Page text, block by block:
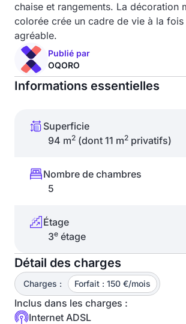
chaise et rangements. La décoration
colorée crée un cadre de vie à la
agréable.
Publié par
OQORO
Informations essentielles
Superficie
94 m2 (dont 11 m2 privatifs)
Nombre de chambres
5
Étage
3e étage
Détail des charges
Charges : Forfait : 150 €/mois
Inclus dans les charges :
Internet ADSL